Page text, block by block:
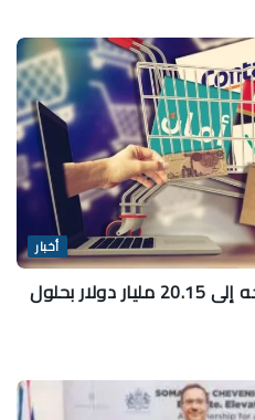
أخبار
التجارة الإلكترونية في مصر تتجه إلى 20.15 مليار دولار بحلول